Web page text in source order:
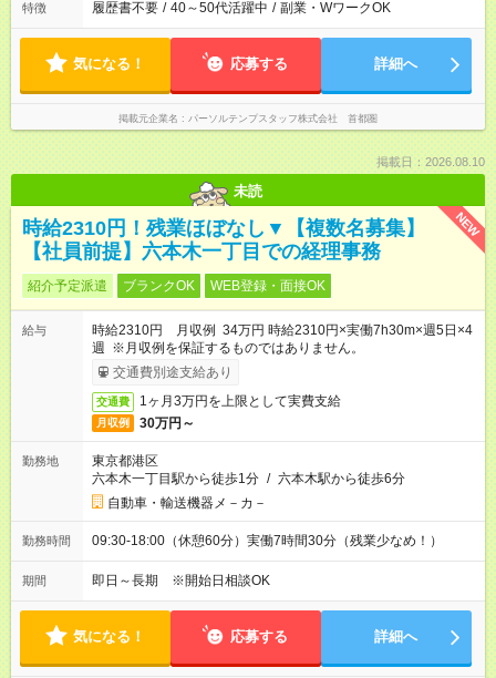
特徴 履歴書不要 / 40～50代活躍中 / 副業・WワークOK
気になる！ 応募する 詳細へ
掲載元企業名 パーソルテンプスタッフ株式会社 首都圏
掲載日：2026.08.10
未読
NEW
時給2310円！残業ほぼなし▼【複数名募集】
【社員前提】六本木一丁目での経理事務
紹介予定派遣 ブランクOK WEB登録・面接OK
給与
時給2310円 月収例 34万円 時給2310円×実働7h30m×週5日×4
週 ※月収例を保証するものではありません。
交通費別途支給あり
交通費 1ヶ月3万円を上限として実費支給
月収例 30万円～
勤務地
東京都港区
六本木一丁目駅から徒歩1分 / 六本木駅から徒歩6分
自動車・輸送機器メ－カ－
勤務時間 09:30-18:00（休憩60分）実働7時間30分（残業少なめ！）
期間 即日～長期 ※開始日相談OK
気になる！ 応募する 詳細へ